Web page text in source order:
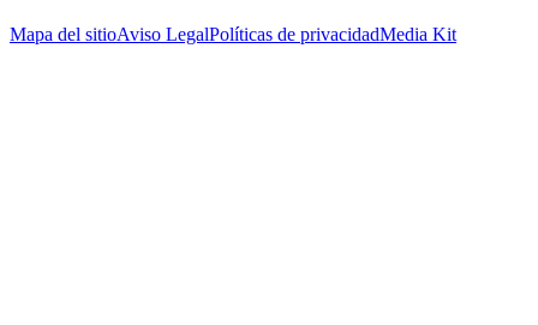
Mapa del sitioAviso LegalPolíticas de privacidadMedia Kit